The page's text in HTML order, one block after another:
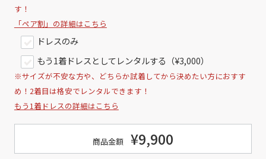
す！
「ペア割」の詳細はこちら
ドレスのみ
もう1着ドレスとしてレンタルする（¥3,000）
※サイズが不安な方や、どちらか試着してから決めたい方におすす
め！2着目は格安でレンタルできます！
もう1着ドレスの詳細はこちら
商品金額 ¥9,900